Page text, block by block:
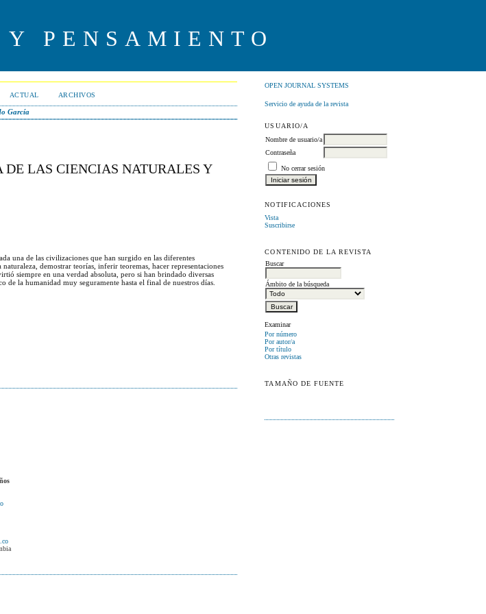
PENSAMIENTO
OPEN JOURNAL SYSTEMS
Servicio de ayuda de la revista
USUARIO/A
Nombre de usuario/a
Contraseña
No cerrar sesión
NOTIFICACIONES
Vista
Suscribirse
CONTENIDO DE LA REVISTA
Buscar
Ámbito de la búsqueda
Examinar
Por número
Por autor/a
Por título
Otras revistas
TAMAÑO DE FUENTE
ACTUAL ARCHIVOS
García
LAS CIENCIAS NATURALES Y
una de las civilizaciones que han surgido en las diferentes
demostrar teorías, inferir teoremas, hacer representaciones
siempre en una verdad absoluta, pero si han brindado diversas
de la humanidad muy seguramente hasta el final de nuestros días.